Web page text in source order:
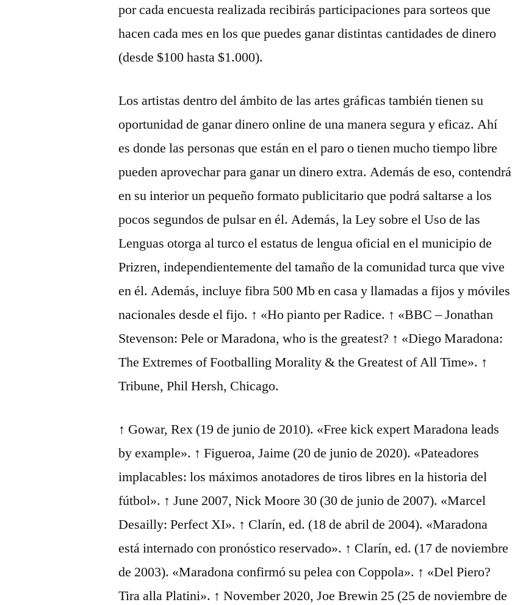
por cada encuesta realizada recibirás participaciones para sorteos que
hacen cada mes en los que puedes ganar distintas cantidades de dinero
(desde $100 hasta $1.000).
Los artistas dentro del ámbito de las artes gráficas también tienen su
oportunidad de ganar dinero online de una manera segura y eficaz. Ahí
es donde las personas que están en el paro o tienen mucho tiempo libre
pueden aprovechar para ganar un dinero extra. Además de eso, contendrá
en su interior un pequeño formato publicitario que podrá saltarse a los
pocos segundos de pulsar en él. Además, la Ley sobre el Uso de las
Lenguas otorga al turco el estatus de lengua oficial en el municipio de
Prizren, independientemente del tamaño de la comunidad turca que vive
en él. Además, incluye fibra 500 Mb en casa y llamadas a fijos y móviles
nacionales desde el fijo. ↑ «Ho pianto per Radice. ↑ «BBC – Jonathan
Stevenson: Pele or Maradona, who is the greatest? ↑ «Diego Maradona:
The Extremes of Footballing Morality & the Greatest of All Time». ↑
Tribune, Phil Hersh, Chicago.
↑ Gowar, Rex (19 de junio de 2010). «Free kick expert Maradona leads
by example». ↑ Figueroa, Jaime (20 de junio de 2020). «Pateadores
implacables: los máximos anotadores de tiros libres en la historia del
fútbol». ↑ June 2007, Nick Moore 30 (30 de junio de 2007). «Marcel
Desailly: Perfect XI». ↑ Clarín, ed. (18 de abril de 2004). «Maradona
está internado con pronóstico reservado». ↑ Clarín, ed. (17 de noviembre
de 2003). «Maradona confirmó su pelea con Coppola». ↑ «Del Piero?
Tira alla Platini». ↑ November 2020, Joe Brewin 25 (25 de noviembre de